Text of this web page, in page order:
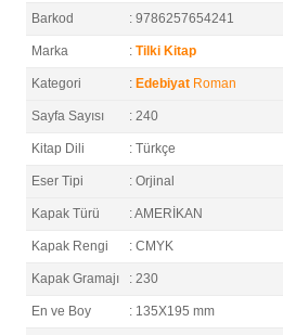
Barkod : 9786257654241
Marka : Tilki Kitap
Kategori : Edebiyat Roman
Sayfa Sayısı : 240
Kitap Dili : Türkçe
Eser Tipi : Orjinal
Kapak Türü : AMERİKAN
Kapak Rengi : CMYK
Kapak Gramajı : 230
En ve Boy : 135X195 mm